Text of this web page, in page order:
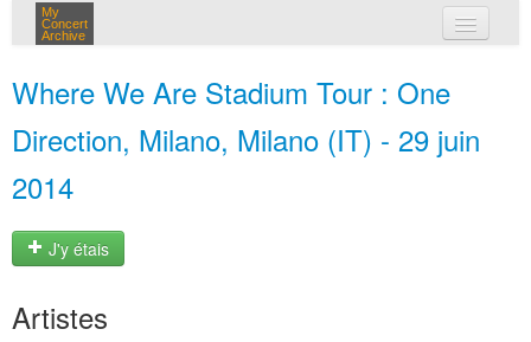
My
Concert
Archive
Where We Are Stadium Tour : One
Direction, Milano, Milano (IT) - 29 juin
2014
J'y étais
Artistes